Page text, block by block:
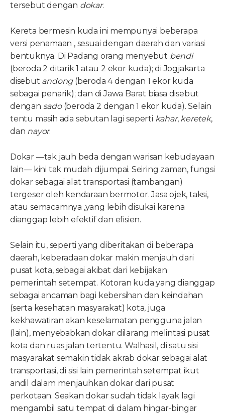
tersebut dengan dokar.
Kereta bermesin kuda ini mempunyai beberapa
versi penamaan , sesuai dengan daerah dan variasi
bentuknya. Di Padang orang menyebut bendi
(beroda 2 ditarik 1 atau 2 ekor kuda); di Jogjakarta
disebut andong(beroda 4 dengan 1 ekor kuda
sebagai penarik); dan di Jawa Barat biasa disebut
dengan sado(beroda 2 dengan 1 ekor kuda). Selain
tentu masih ada sebutan lagi seperti kahar, keretek,
dan nayor.
Dokar —tak jauh beda dengan warisan kebudayaan
lain— kini tak mudah dijumpai. Seiring zaman, fungsi
dokar sebagai alat transportasi (tambangan)
tergeser oleh kendaraan bermotor. Jasa ojek, taksi,
atau semacamnya ,yang lebih disukai karena
dianggap lebih efektif dan efisien.
Selain itu, seperti yang diberitakan di beberapa
daerah, keberadaan dokar makin menjauh dari
pusat kota, sebagai akibat dari kebijakan
pemerintah setempat. Kotoran kuda yang dianggap
sebagai ancaman bagi kebersihan dan keindahan
(serta kesehatan masyarakat) kota, juga
kekhawatiran akan keselamatan pengguna jalan
(lain), menyebabkan dokar dilarang melintasi pusat
kota dan ruas jalan tertentu. Walhasil, di satu sisi
masyarakat semakin tidak akrab dokar sebagai alat
transportasi, di sisi lain pemerintah setempat ikut
andil dalam menjauhkan dokar dari pusat
perkotaan. Seakan dokar sudah tidak layak lagi
mengambil satu tempat di dalam hingar-bingar